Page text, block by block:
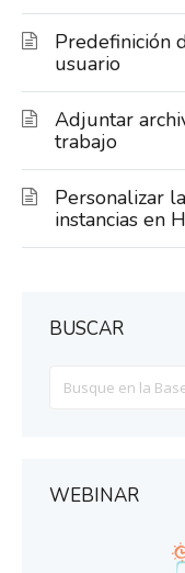
Predefinición
usuario
Adjuntar
trabajo
Personalizar
instancias en
BUSCAR
For
WEBINAR